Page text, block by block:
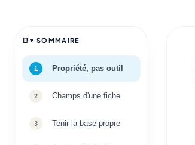
SOMMAIRE
Propriété, pas outil
Champs d'une fiche
Tenir la base propre